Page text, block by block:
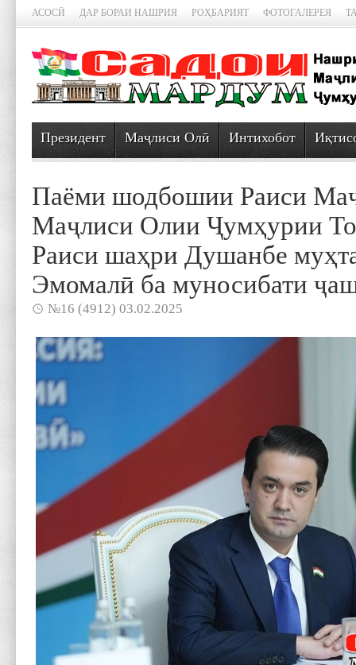
АСОСӢ ДАР БОРАИ НАШРИЯ РОҲБАРИЯТ ФОТОГАЛЕРЕЯ
Президент Маҷлиси Олӣ Интихобот
Паёми шодбошии Раиси
Маҷлиси Олии Ҷумҳурии
Раиси шаҳри Душанбе
Эмомалӣ ба муносибати
№16 (4912) 03.02.2025